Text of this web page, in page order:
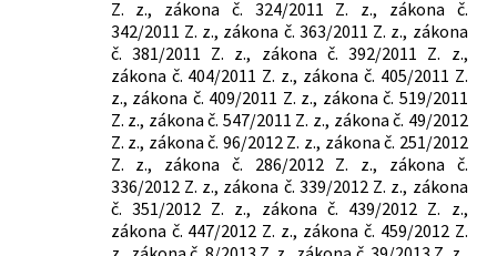
Z. z., zákona č. 324/2011 Z. z., zákona č.
342/2011 Z. z., zákona č. 363/2011 Z. z., zákona
č. 381/2011 Z. z., zákona č. 392/2011 Z. z.,
zákona č. 404/2011 Z. z., zákona č. 405/2011 Z.
z., zákona č. 409/2011 Z. z., zákona č. 519/2011
Z. z., zákona č. 547/2011 Z. z., zákona č. 49/2012
Z. z., zákona č. 96/2012 Z. z., zákona č. 251/2012
Z. z., zákona č. 286/2012 Z. z., zákona č.
336/2012 Z. z., zákona č. 339/2012 Z. z., zákona
č. 351/2012 Z. z., zákona č. 439/2012 Z. z.,
zákona č. 447/2012 Z. z., zákona č. 459/2012 Z.